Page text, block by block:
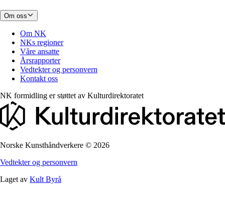
Om oss
Om NK
NKs regioner
Våre ansatte
Årsrapporter
Vedtekter og personvern
Kontakt oss
NK formidling er støttet av Kulturdirektoratet
Norske Kunsthåndverkere © 2026
Vedtekter og personvern
Laget av Kult Byrå